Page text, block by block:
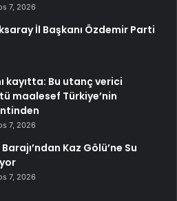
7, 2026
İl Başkanı Özdemir Parti
kayıtta: Bu utanç verici
maalesef Türkiye’nin
7, 2026
Kaz Gölü’ne Su
7, 2026